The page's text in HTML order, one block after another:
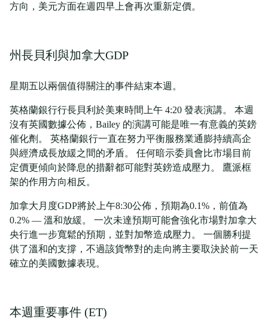
方向，美元方面在週四早上會再次重新定價。
州長貝利與加拿大GDP
星期五以兩個值得關注的事件結束本週。
英格蘭銀行行長貝利於美東時間上午 4:20 發表演講。 本週
沒有英國數據公佈，Bailey 的演講可能是唯一有意義的英鎊
催化劑。 英格蘭銀行一直在努力平衡服務業通膨持續高企
與經濟成長放緩之間的矛盾。 任何暗示委員會比市場目前
定價更傾向於降息的措辭都可能對英鎊造成壓力。 鷹派框
架的作用方向相反。
加拿大月度GDP將於上午8:30公佈，預期為0.1%，前值為
0.2% — 溫和放緩。 一次未達預期可能會強化市場對加拿大
央行進一步寬鬆的預期，並對加幣造成壓力。 一個勝利提
供了溫和的支撐，不過該貨幣對的走向將主要取決於前一天
確立的美國數據表現。
本週重要事件 (ET)